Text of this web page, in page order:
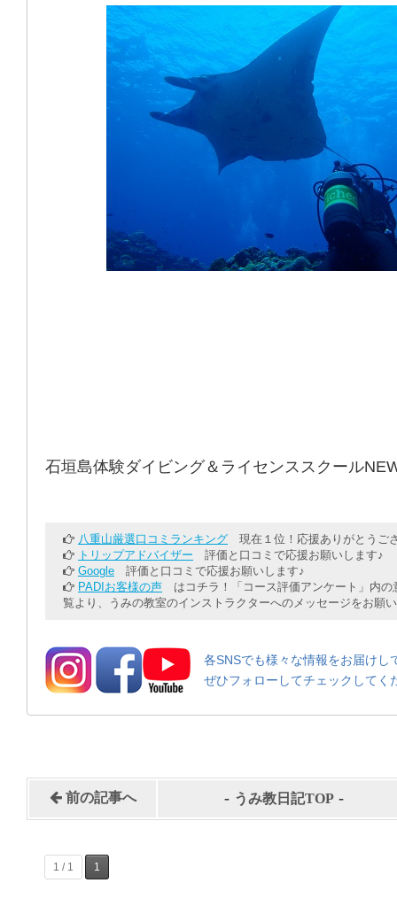
石垣島体験ダイビング＆ライセンススクール
八重山厳選口コミランキング 現在１位！応援ありがとうご
トリップアドバイザー 評価と口コミで応援お願いします♪
Google 評価と口コミで応援お願いします♪
PADIお客様の声 はコチラ！「コース評価アンケート」内の
覧より、うみの教室のインストラクターへのメッセージをお願
各SNSでも様々な情報をお届けし
ぜひフォローしてチェックしてく
前の記事へ - うみ教日記TOP -
1 / 1 1